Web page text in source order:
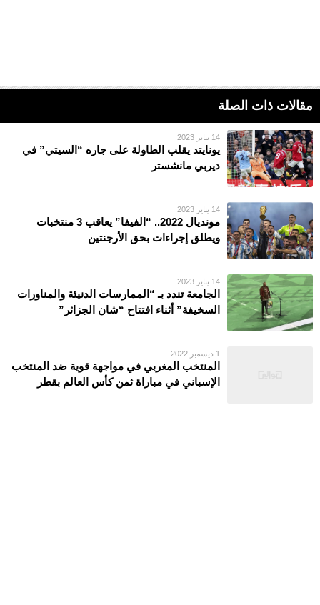
مقالات ذات الصلة
14 يناير 2023
يونايتد يقلب الطاولة على جاره “السيتي” في
ديربي مانشستر
14 يناير 2023
مونديال 2022.. “الفيفا” يعاقب 3 منتخبات
ويطلق إجراءات بحق الأرجنتين
14 يناير 2023
الجامعة تندد بـ “الممارسات الدنيئة والمناورات
السخيفة” أثناء افتتاح “شان الجزائر”
1 ديسمبر 2022
المنتخب المغربي في مواجهة قوية ضد المنتخب
الإسباني في مباراة ثمن كأس العالم بقطر